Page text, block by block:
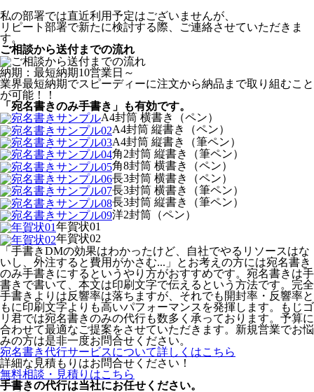
私の部署では直近利用予定はございませんが、
リピート部署で新たに検討する際、ご連絡させていただきま
す。
ご相談から送付までの流れ
納期：最短納期10営業日～
業界最短納期でスピーディーに注文から納品まで取り組むこと
が可能！！
「宛名書きのみ手書き」も有効です。
A4封筒 横書き（ペン）
A4封筒 縦書き（ペン）
A4封筒 縦書き（筆ペン）
角2封筒 縦書き（筆ペン）
角8封筒 横書き（ペン）
長3封筒 横書き（ペン）
長3封筒 横書き（筆ペン）
長3封筒 縦書き（筆ペン）
洋2封筒（ペン）
年賀状01
年賀状02
「手書きDMの効果はわかったけど、自社でやるリソースはな
いし、外注すると費用がかさむ...」とお考えの方には宛名書き
のみ手書きにするというやり方がおすすめです。宛名書きは手
書きで書いて、本文は印刷文字で伝えるという方法です。完全
手書きよりは反響率は落ちますが、それでも開封率・反響率と
もに印刷文字よりも高いパフォーマンスを発揮します。もじゴ
リ君では宛名書きのみの代行も数多く承っております。予算に
合わせて最適なご提案をさせていただきます。新規営業でお悩
みの方は是非一度お問合せください。
宛名書き代行サービスについて詳しくはこちら
詳細な見積もりはお問合せください！
無料相談・見積りはこちら
手書きの代行は当社にお任せください。